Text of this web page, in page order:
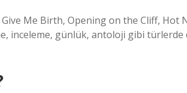
Me Birth, Opening on the Cliff, Hot
inceleme, günlük, antoloji gibi